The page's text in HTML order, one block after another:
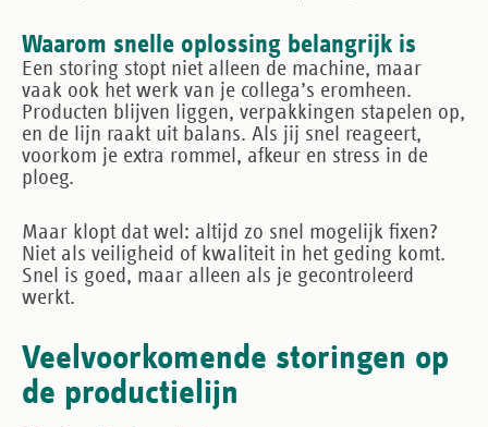
Waarom snelle oplossing belangrijk is
Een storing stopt niet alleen de machine, maar
vaak ook het werk van je collega’s eromheen.
Producten blijven liggen, verpakkingen stapelen op,
en de lijn raakt uit balans. Als jij snel reageert,
voorkom je extra rommel, afkeur en stress in de
ploeg.
Maar klopt dat wel: altijd zo snel mogelijk fixen?
Niet als veiligheid of kwaliteit in het geding komt.
Snel is goed, maar alleen als je gecontroleerd
werkt.
Veelvoorkomende storingen op
de productielijn